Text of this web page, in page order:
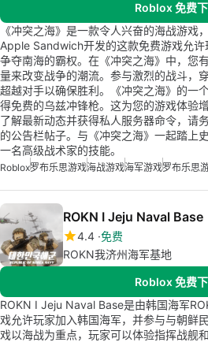
Roblox 免费
《冲突之海》是一款令人兴奋的海战游戏
Apple Sandwich开发的这款免费游戏允许
争夺南海的霸权。在《冲突之海》中，您
量来改变战争的潮流。参与激烈的战斗，
超越对手以确保胜利。《冲突之海》的一
得免费的乌兹冲锋枪。这为您的游戏体验
了解最新动态并获得私人服务器命令，请
的公告栏帖子。与《冲突之海》一起踏上
一名高级战术家的技能。
Roblox罗布乐思游戏海战游戏海军游戏罗布乐思
ROKN I Jeju Naval Base
4.4 免费
ROKN我济州海军基地
Roblox 免费
ROKN I Jeju Naval Base是由韩国海军
戏允许玩家加入韩国海军，并参与与朝鲜
戏以海战为重点，玩家可以体验指挥战舰